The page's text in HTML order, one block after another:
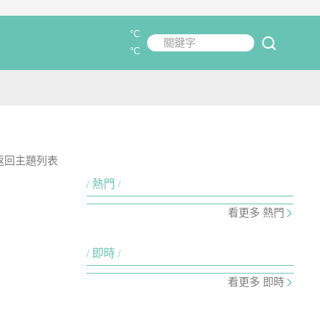
關鍵字
°C
°C
回主題列表
熱門
看更多 熱門
即時
看更多 即時